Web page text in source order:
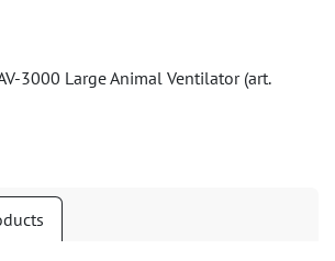
3000 Large Animal Ventilator (art.